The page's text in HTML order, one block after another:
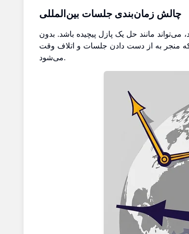
چالش زمان‌بندی جلسات بین‌المللی
مانند حل یک پازل پیچیده باشد. بدون
منجر به از دست دادن جلسات و اتلاف وقت
می‌شود.